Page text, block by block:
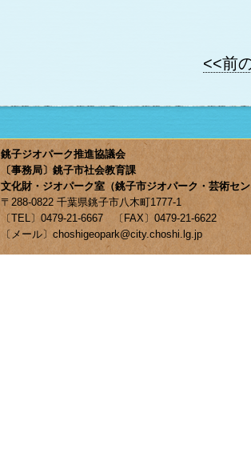
<<前
銚子ジオパーク推進協議会
〔事務局〕銚子市社会教育課
文化財・ジオパーク室（銚子市ジオパーク・芸術セ
〒288-0822 千葉県銚子市八木町1777-1
〔TEL〕0479-21-6667 〔FAX〕0479-21-6622
〔メール〕choshigeopark@city.choshi.lg.jp